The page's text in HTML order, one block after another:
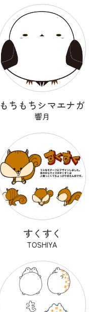
もちもちシマエナガ
響月
すくすく
TOSHIYA